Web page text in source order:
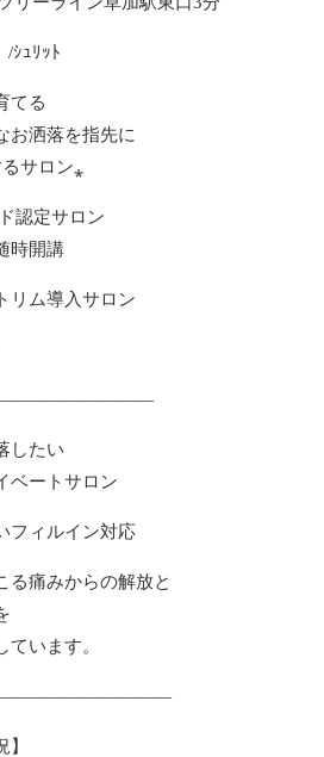
/ｼｭﾘｯﾄ
てる
お洒落を指先に
サロン⁎
認定サロン
時開講
ム導入サロン
したい
ベートサロン
フィルイン対応
る痛みからの解放と
います。